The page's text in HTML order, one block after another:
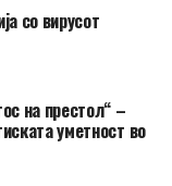
со вирусот
на престол“ –
уметност во